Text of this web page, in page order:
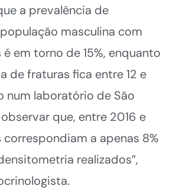
a prevalência de
masculina com
em torno de 15%, enquanto
de fraturas fica entre 12 e
num laboratório de São
que, entre 2016 e
correspondiam a apenas 8%
realizados”,